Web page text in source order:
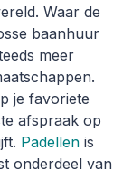
Waar de
baanhuur
meer
je favoriete
afspraak op
Padellen is
onderdeel van